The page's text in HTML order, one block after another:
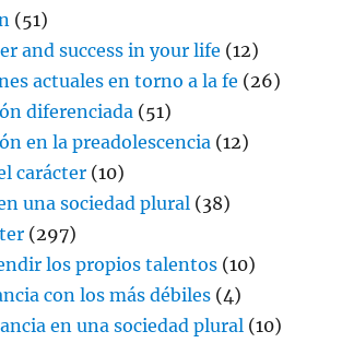
(51)
and success in your life (12)
actuales en torno a la fe (26)
diferenciada (51)
en la preadolescencia (12)
carácter (10)
una sociedad plural (38)
(297)
los propios talentos (10)
con los más débiles (4)
en una sociedad plural (10)